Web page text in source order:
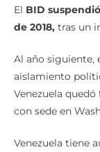
El BID
de 2018, tras un
Al año siguiente,
aislamiento
Venezuela
con sede en
Venezuela tiene